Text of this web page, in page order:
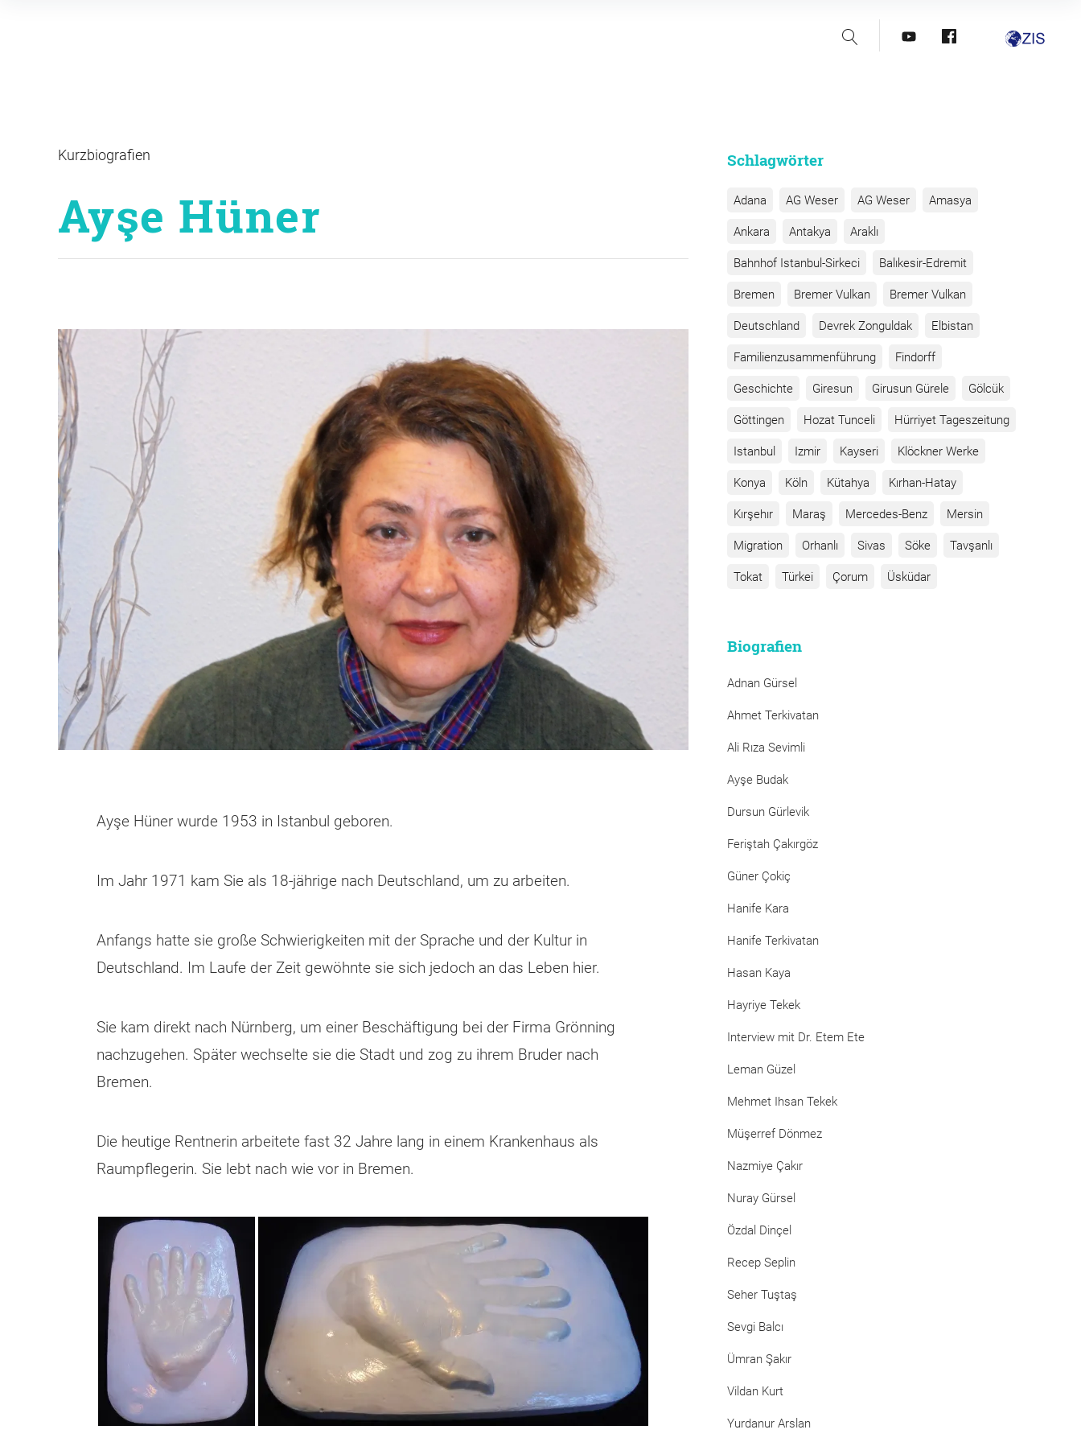
Suche youtubefacebook
Kurzbiografien
Ayşe Hüner
Ayşe Hüner wurde 1953 in Istanbul geboren.
Im Jahr 1971 kam Sie als 18-jährige nach Deutschland, um zu arbeiten.
Anfangs hatte sie große Schwierigkeiten mit der Sprache und der Kultur in
Deutschland. Im Laufe der Zeit gewöhnte sie sich jedoch an das Leben hier.
Sie kam direkt nach Nürnberg, um einer Beschäftigung bei der Firma Grönning
nachzugehen. Später wechselte sie die Stadt und zog zu ihrem Bruder nach
Bremen.
Die heutige Rentnerin arbeitete fast 32 Jahre lang in einem Krankenhaus als
Raumpflegerin. Sie lebt nach wie vor in Bremen.
Schlagwörter
Adana AG Weser AG Weser Amasya
Ankara Antakya Araklı
Bahnhof Istanbul-Sirkeci Balıkesir-Edremit
Bremen Bremer Vulkan Bremer Vulkan
Deutschland Devrek Zonguldak Elbistan
Familienzusammenführung Findorff
Geschichte Giresun Girusun Gürele Gölcük
Göttingen Hozat Tunceli Hürriyet Tageszeitung
Istanbul Izmir Kayseri Klöckner Werke
Konya Köln Kütahya Kırhan-Hatay
Kırşehır Maraş Mercedes-Benz Mersin
Migration Orhanlı Sivas Söke Tavşanlı
Tokat Türkei Çorum Üsküdar
Biografien
Adnan Gürsel
Ahmet Terkivatan
Ali Rıza Sevimli
Ayşe Budak
Dursun Gürlevik
Feriştah Çakırgöz
Güner Çokiç
Hanife Kara
Hanife Terkivatan
Hasan Kaya
Hayriye Tekek
Interview mit Dr. Etem Ete
Leman Güzel
Mehmet Ihsan Tekek
Müşerref Dönmez
Nazmiye Çakır
Nuray Gürsel
Özdal Dinçel
Recep Seplin
Seher Tuştaş
Sevgi Balcı
Ümran Şakır
Vildan Kurt
Yurdanur Arslan